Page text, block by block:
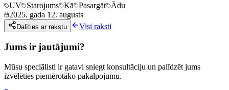
UV Starojums Kā Pasargāt
Ādu
2025. gada 12. augusts
Dalīties ar rakstu Visi raksti
Jums ir jautājumi?
Mūsu speciālisti ir gatavi sniegt konsultāciju un palīdzēt jums
izvēlēties piemērotāko pakalpojumu.